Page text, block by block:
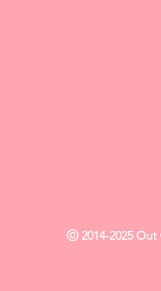
ⓒ 2014-2025